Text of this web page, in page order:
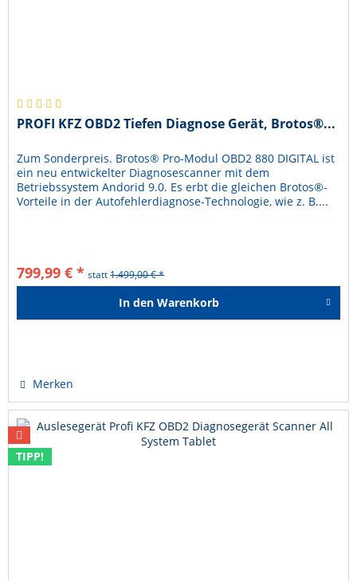
PROFI KFZ OBD2 Tiefen Diagnose Gerät, Brotos®...
Zum Sonderpreis. Brotos® Pro-Modul OBD2 880 DIGITAL ist
ein neu entwickelter Diagnosescanner mit dem
Betriebssystem Andorid 9.0. Es erbt die gleichen Brotos®-
Vorteile in der Autofehlerdiagnose-Technologie, wie z. B....
799,99 € * statt1.499,00 € *
In den Warenkorb
Merken
TIPP!